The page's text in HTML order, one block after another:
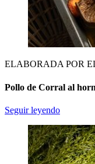
ELABORADA POR
Pollo de Corral al
Seguir leyendo